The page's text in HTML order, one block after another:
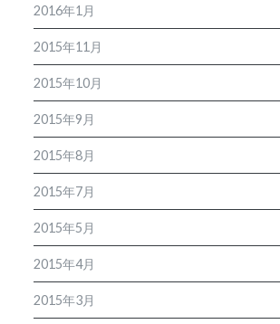
2016年1月
2015年11月
2015年10月
2015年9月
2015年8月
2015年7月
2015年5月
2015年4月
2015年3月